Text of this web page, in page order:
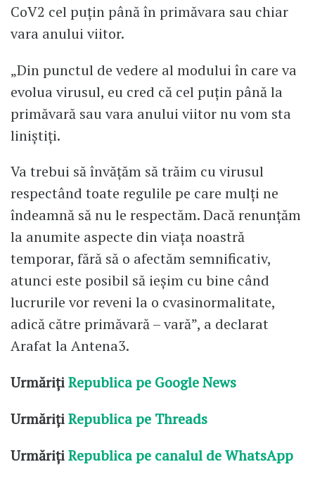
CoV2 cel puțin până în primăvara sau chiar
vara anului viitor.
„Din punctul de vedere al modului în care va
evolua virusul, eu cred că cel puțin până la
primăvară sau vara anului viitor nu vom sta
liniștiți.
Va trebui să învățăm să trăim cu virusul
respectând toate regulile pe care mulți ne
îndeamnă să nu le respectăm. Dacă renunțăm
la anumite aspecte din viața noastră
temporar, fără să o afectăm semnificativ,
atunci este posibil să ieșim cu bine când
lucrurile vor reveni la o cvasinormalitate,
adică către primăvară – vară”, a declarat
Arafat la Antena3.
UrmărițiRepublica pe Google News
UrmărițiRepublica pe Threads
UrmărițiRepublica pe canalul de WhatsApp